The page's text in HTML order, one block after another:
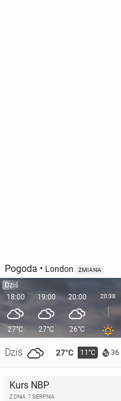
Pogoda • London ZMIANA
Dziś
18:00
27°C
Dziś 27°C 11°C 36
19:00
27°C
20:00
26°C
20:38
Kurs NBP
Z DNIA: 7 SIERPNIA